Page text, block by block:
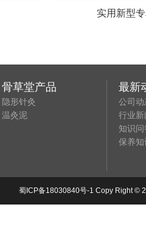
实用新型
骨草堂产品
隐形针灸
温灸泥
最新
公司动
行业新
知识问
保养知
蜀ICP备18030840号-1 Copy Right ©